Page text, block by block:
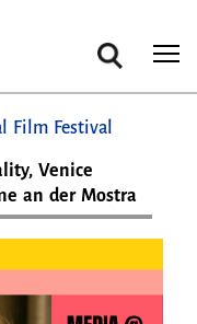
Film Festival
Venice
an der Mostra